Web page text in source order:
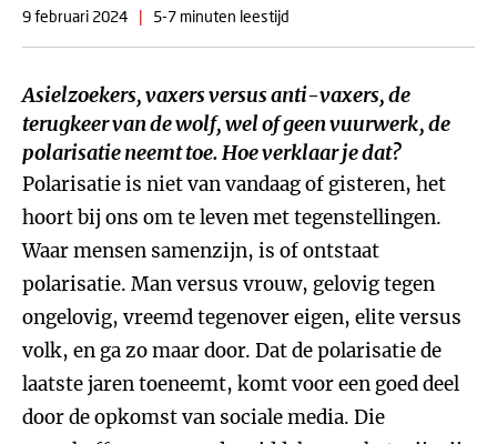
9 februari 2024
| 5-7 minuten leestijd
Asielzoekers, vaxers versus anti-vaxers, de
terugkeer van de wolf, wel of geen vuurwerk, de
polarisatie neemt toe. Hoe verklaar je dat?
Polarisatie is niet van vandaag of gisteren, het
hoort bij ons om te leven met tegenstellingen.
Waar mensen samenzijn, is of ontstaat
polarisatie. Man versus vrouw, gelovig tegen
ongelovig, vreemd tegenover eigen, elite versus
volk, en ga zo maar door. Dat de polarisatie de
laatste jaren toeneemt, komt voor een goed deel
door de opkomst van sociale media. Die